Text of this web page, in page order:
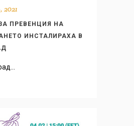
2021
ПРЕВЕНЦИЯ НА
ИНСТАЛИРАХА В